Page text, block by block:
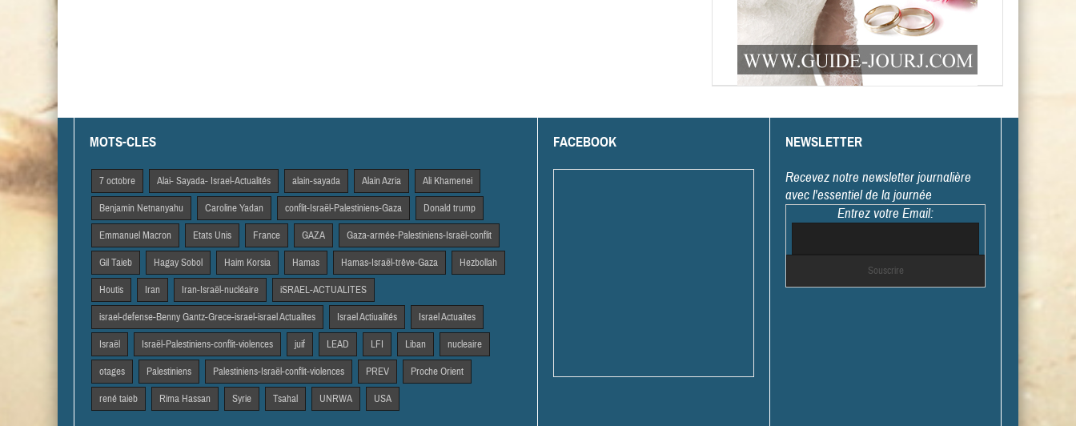
MOTS-CLES
7 octobre Alai- Sayada- Israel-Actualités alain-sayada Alain Azria Ali Khamenei
Benjamin Netnanyahu Caroline Yadan conflit-Israël-Palestiniens-Gaza Donald trump
Emmanuel Macron Etats Unis France GAZA Gaza-armée-Palestiniens-Israël-conflit
Gil Taieb Hagay Sobol Haim Korsia Hamas Hamas-Israël-trêve-Gaza Hezbollah
Houtis Iran Iran-Israël-nucléaire iSRAEL-ACTUALITES
israel-defense-Benny Gantz-Grece-israel-israel Actualites Israel Actiualités Israel Actuaites
Israël Israël-Palestiniens-conflit-violences juif LEAD LFI Liban nucleaire
otages Palestiniens Palestiniens-Israël-conflit-violences PREV Proche Orient
rené taieb Rima Hassan Syrie Tsahal UNRWA USA
FACEBOOK NEWSLETTER
Recevez notre newsletter journalière
avec l'essentiel de la journée
Entrez votre Email: